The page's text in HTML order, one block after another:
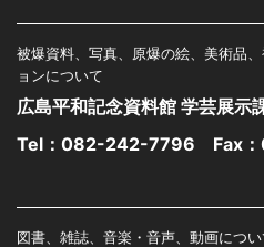
被爆資料、写真、原爆の絵、美術品
ョンについて
広島平和記念資料館 学芸展示
Tel： 082-242-7796 Fax
図書、雑誌、音楽・音声、動画につい